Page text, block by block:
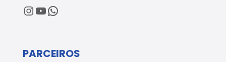
@loteriaaldeota
@loteriaaldeota
Central de Atendimento
PARCEIROS